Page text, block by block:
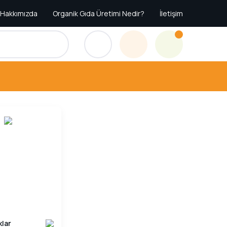
Hakkımızda Organik Gıda Üretimi Nedir? İletişim